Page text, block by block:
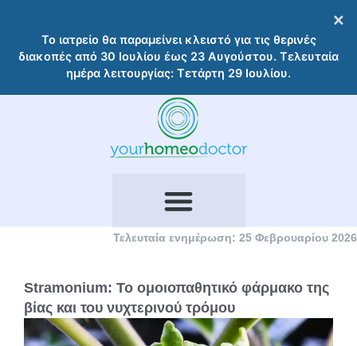
Το ιατρείο θα παραμείνει κλειστό για τις θερινές
διακοπές από 30 Ιουλίου έως 23 Αυγούστου. Τελευταία
ημέρα λειτουργίας: Τετάρτη 29 Ιουλίου.
×
περιεχόμενο
Τελευταία ενημέρωση: 25 Φεβρουαρίου 2026
Stramonium: Το ομοιοπαθητικό φάρμακο της
βίας και του νυχτερινού τρόμου